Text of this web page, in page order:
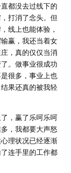
都没去过线下的
打消了念头。但
线上也能体验，
赢，我还当着女
，真的仅仅当消
。做事业很成功
很多，事业上也
果还真的被我轻
，赢了乐呵乐呵
，我都要大声怒
理状况已经逐渐
连手里的工作都